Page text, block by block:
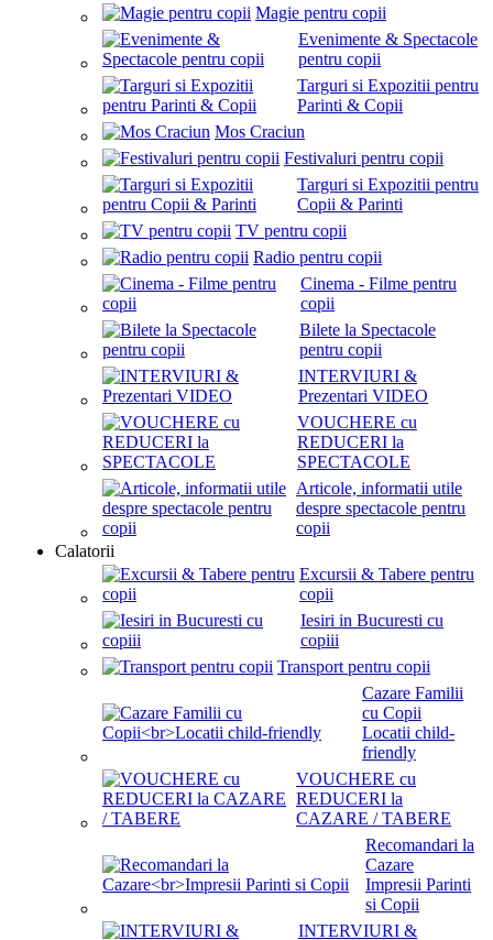
Magie pentru copii
Evenimente & Spectacole
pentru copii
Targuri si Expozitii pentru
Parinti & Copii
Mos Craciun
Festivaluri pentru copii
Targuri si Expozitii pentru
Copii & Parinti
TV pentru copii
Radio pentru copii
Cinema - Filme pentru
copii
Bilete la Spectacole
pentru copii
INTERVIURI &
Prezentari VIDEO
VOUCHERE cu
REDUCERI la
SPECTACOLE
Articole, informatii utile
despre spectacole pentru
copii
Calatorii
Excursii & Tabere pentru
copii
Iesiri in Bucuresti cu
copiii
Transport pentru copii
Cazare Familii
cu Copii
Locatii child-
friendly
VOUCHERE cu
REDUCERI la
CAZARE / TABERE
Recomandari la
Cazare
Impresii Parinti
si Copii
INTERVIURI &